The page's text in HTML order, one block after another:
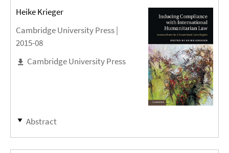
Heike Krieger
Cambridge University Press |
2015-08
Cambridge University Press
Abstract